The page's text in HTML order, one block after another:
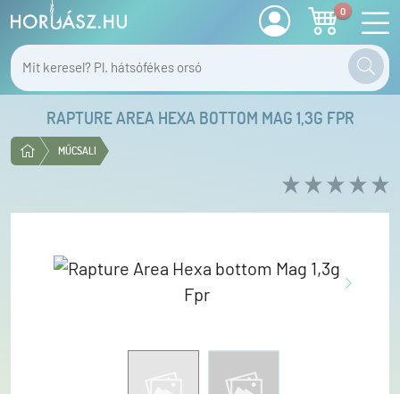
0
RAPTURE AREA HEXA BOTTOM MAG 1,3G FPR
MŰCSALI